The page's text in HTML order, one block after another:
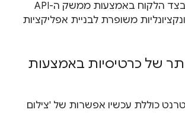
גלו ניתוב מודרני בצד הלקוח באמצעות ממשק ה-API
משופרת לבניית אפליקציות
של כרטיסיות באמצעות
כוללת עכשיו אפשרות של 'צילום